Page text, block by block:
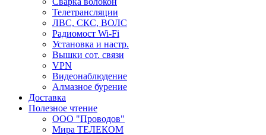
Телетрансляции
ЛВС, СКС, ВОЛС
Радиомост Wi-Fi
Установка и настр.
Вышки сот. связи
VPN
Видеонаблюдение
Алмазное бурение
Доставка
Полезное чтение
ООО "Проводов"
Мира ТЕЛЕКОМ